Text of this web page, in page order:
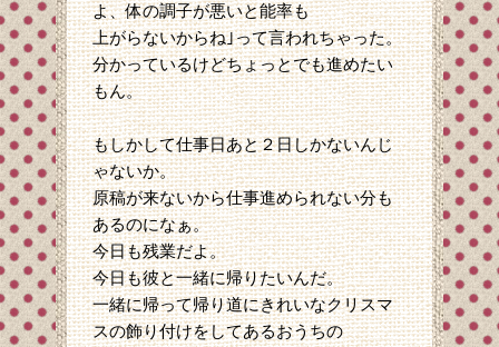
よ、体の調子が悪いと能率も
上がらないからね｣って言われちゃった。
分かっているけどちょっとでも進めたい
もん。
もしかして仕事日あと２日しかないんじ
ゃないか。
原稿が来ないから仕事進められない分も
あるのになぁ。
今日も残業だよ。
今日も彼と一緒に帰りたいんだ。
一緒に帰って帰り道にきれいなクリスマ
スの飾り付けをしてあるおうちの